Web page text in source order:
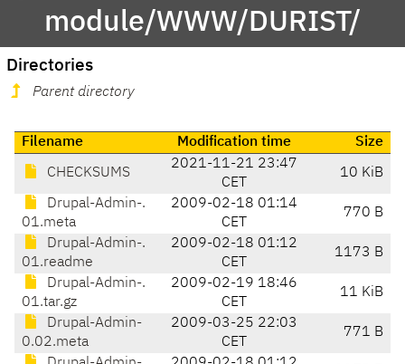
module/WWW/DURIST/
Directories
Parent directory
Filename Modification time Size
CHECKSUMS
2021-11-21 23:47
CET
10 KiB
Drupal-Admin-.
01.meta
2009-02-18 01:14
CET
770 B
Drupal-Admin-.
01.readme
2009-02-18 01:12
CET
1173 B
Drupal-Admin-.
01.tar.gz
2009-02-19 18:46
CET
11 KiB
Drupal-Admin-
0.02.meta
2009-03-25 22:03
CET
771 B